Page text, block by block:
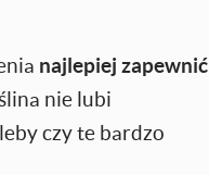
najlepiej zapewnić
nie lubi
czy te bardzo